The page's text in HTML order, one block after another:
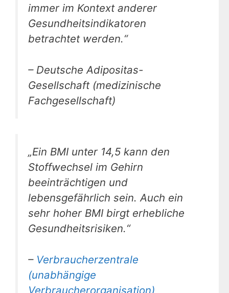
immer im Kontext anderer
Gesundheitsindikatoren
betrachtet werden.“
– Deutsche Adipositas-
Gesellschaft (medizinische
Fachgesellschaft)
„Ein BMI unter 14,5 kann den
Stoffwechsel im Gehirn
beeinträchtigen und
lebensgefährlich sein. Auch ein
sehr hoher BMI birgt erhebliche
Gesundheitsrisiken.“
– Verbraucherzentrale
(unabhängige
Verbraucherorganisation)